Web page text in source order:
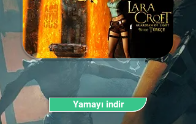
Yamayı indir